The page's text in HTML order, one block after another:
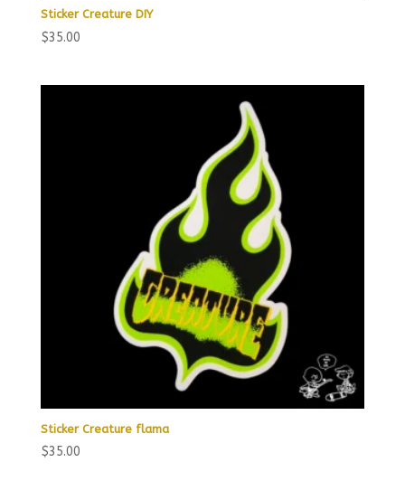
Sticker Creature DIY
$35.00
Sticker Creature flama
$35.00